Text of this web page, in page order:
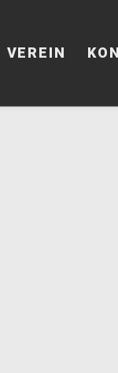
VEREIN